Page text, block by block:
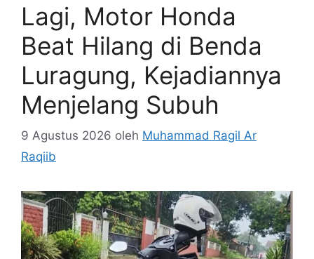
Lagi, Motor Honda
Beat Hilang di Benda
Luragung, Kejadiannya
Menjelang Subuh
9 Agustus 2026 oleh Muhammad Ragil Ar
Raqiib